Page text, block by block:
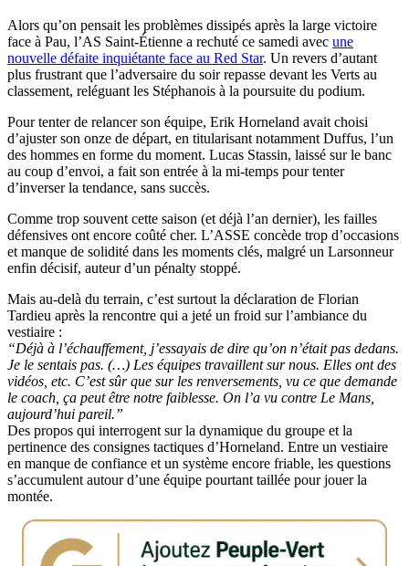
Alors qu’on pensait les problèmes dissipés après la large victoire
face à Pau, l’AS Saint-Étienne a rechuté ce samedi avec une
nouvelle défaite inquiétante face au Red Star. Un revers d’autant
plus frustrant que l’adversaire du soir repasse devant les Verts au
classement, reléguant les Stéphanois à la poursuite du podium.
Pour tenter de relancer son équipe, Erik Horneland avait choisi
d’ajuster son onze de départ, en titularisant notamment Duffus, l’un
des hommes en forme du moment. Lucas Stassin, laissé sur le banc
au coup d’envoi, a fait son entrée à la mi-temps pour tenter
d’inverser la tendance, sans succès.
Comme trop souvent cette saison (et déjà l’an dernier), les failles
défensives ont encore coûté cher. L’ASSE concède trop d’occasions
et manque de solidité dans les moments clés, malgré un Larsonneur
enfin décisif, auteur d’un pénalty stoppé.
Mais au-delà du terrain, c’est surtout la déclaration de Florian
Tardieu après la rencontre qui a jeté un froid sur l’ambiance du
vestiaire :
“Déjà à l’échauffement, j’essayais de dire qu’on n’était pas dedans.
Je le sentais pas. (…) Les équipes travaillent sur nous. Elles ont des
vidéos, etc. C’est sûr que sur les renversements, vu ce que demande
le coach, ça peut être notre faiblesse. On l’a vu contre Le Mans,
aujourd’hui pareil.”
Des propos qui interrogent sur la dynamique du groupe et la
pertinence des consignes tactiques d’Horneland. Entre un vestiaire
en manque de confiance et un système encore friable, les questions
s’accumulent autour d’une équipe pourtant taillée pour jouer la
montée.